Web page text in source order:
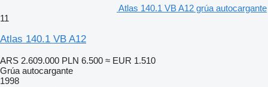
Atlas 140.1 VB A12 grúa autocargante
11
Atlas 140.1 VB A12
ARS 2.609.000 PLN 6.500 ≈ EUR 1.510
Grúa autocargante
1998